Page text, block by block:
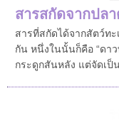
สารสกัดจากปล
สารที่สกัดได้จากสัตว์ท
กัน หนึ่งในนั้นก็คือ “ดา
กระดูกสันหลัง แต่จัดเป็